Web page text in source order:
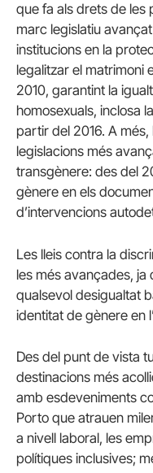
que fa als drets de les
marc legislatiu
institucions en la
legalitzar el matrimoni
2010, garantint la
homosexuals, inclosa
partir del 2016. A
legislacions més
transgènere: des del
gènere en els
d’intervencions
Les lleis contra la
les més avançades,
qualsevol desigualtat
identitat de gènere en
Des del punt de vista
destinacions més
amb esdeveniments
Porto que atrauen
a nivell laboral, les
polítiques inclusives;